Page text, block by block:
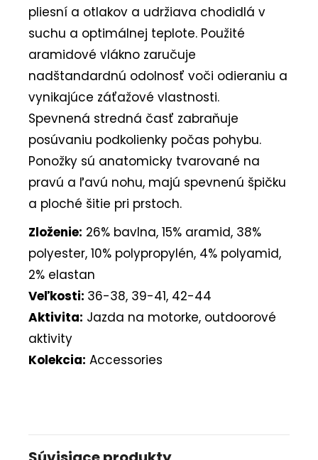
pliesní a otlakov a udržiava chodidlá v
suchu a optimálnej teplote. Použité
aramidové vlákno zaručuje
nadštandardnú odolnosť voči odieraniu a
vynikajúce záťažové vlastnosti.
Spevnená stredná časť zabraňuje
posúvaniu podkolienky počas pohybu.
Ponožky sú anatomicky tvarované na
pravú a ľavú nohu, majú spevnenú špičku
a ploché šitie pri prstoch.
Zloženie: 26% bavlna, 15% aramid, 38%
polyester, 10% polypropylén, 4% polyamid,
2% elastan
Veľkosti: 36-38, 39-41, 42-44
Aktivita: Jazda na motorke, outdoorové
aktivity
Kolekcia: Accessories